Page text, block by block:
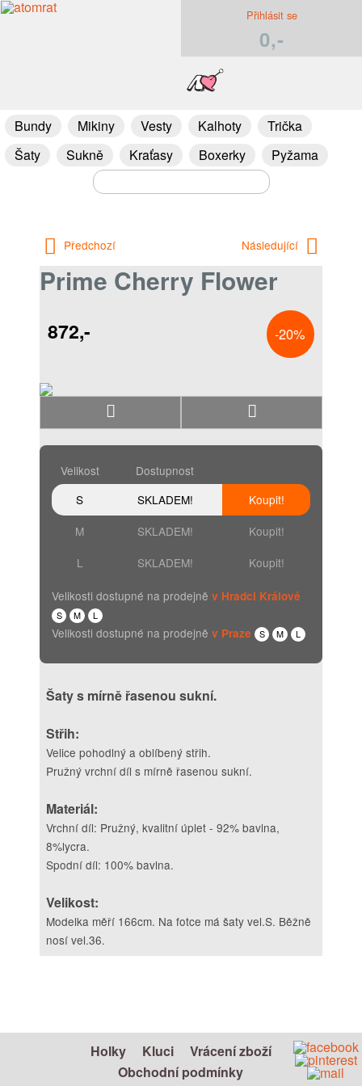
Přihlásit se
0,-
Bundy Mikiny Vesty Kalhoty
Trička
Šaty
Sukně Kraťasy Boxerky Pyžama
Předchozí Následující
Prime Cherry Flower
-20%
872,-
Velikost
Dostupnost
S
SKLADEM!
Koupit!
M
SKLADEM!
Koupit!
L
SKLADEM! Koupit!
Velikosti dostupné na prodejně v Hradci Králové
S M L
Velikosti dostupné na prodejně v Praze S M L
Šaty s mírně řasenou sukní.
Střih:
Velice pohodlný a oblíbený střih.
Pružný vrchní díl s mírně řasenou sukní.
Materiál:
Vrchní díl: Pružný, kvalitní úplet - 92% bavlna,
8%lycra.
Spodní díl: 100% bavlna.
Velikost:
Modelka měří 166cm. Na fotce má šaty vel.S. Běžně
nosí vel.36.
Holky Kluci
Vrácení zboží
Obchodní podmínky